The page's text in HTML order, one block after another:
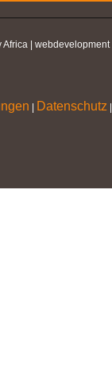
| webdevelopment
| Datenschutz |